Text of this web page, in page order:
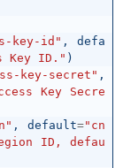
key-id " ,
defa
Key ID. " )
key-secret " ,
Key Secre
" , default=" cn
ID, defau